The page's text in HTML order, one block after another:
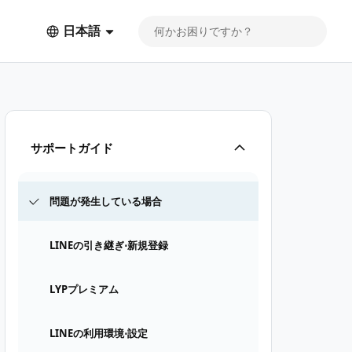
日本語
サポートガイド
問題が発生している場合
LINEの引き継ぎ⋅新規登録
LYPプレミアム
LINEの利用環境⋅設定